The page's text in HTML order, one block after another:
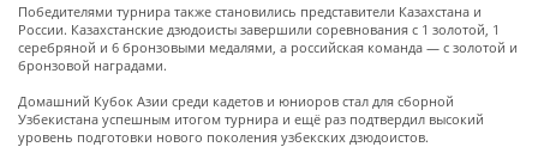
Победителями турнира также становились представители Казахстана и
России. Казахстанские дзюдоисты завершили соревнования с 1 золотой, 1
серебряной и 6 бронзовыми медалями, а российская команда — с золотой и
бронзовой наградами.
Домашний Кубок Азии среди кадетов и юниоров стал для сборной
Узбекистана успешным итогом турнира и ещё раз подтвердил высокий
уровень подготовки нового поколения узбекских дзюдоистов.